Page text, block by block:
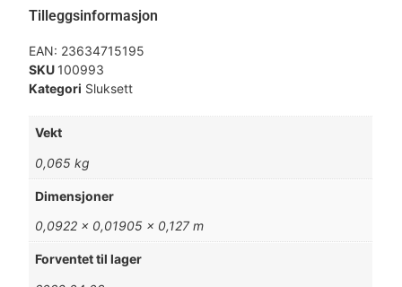
Tilleggsinformasjon
EAN: 23634715195
SKU 100993
Kategori Sluksett
Vekt
0,065 kg
Dimensjoner
0,0922 × 0,01905 × 0,127 m
Forventet til lager